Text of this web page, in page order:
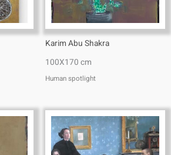
Karim Abu Shakra
100X170 cm
Human spotlight